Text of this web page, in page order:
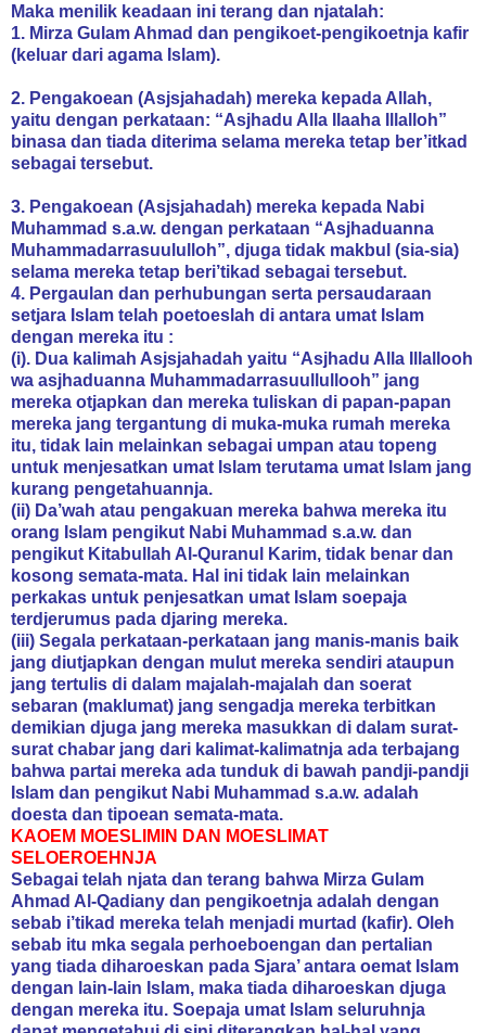
Maka menilik keadaan ini terang dan njatalah:
1. Mirza Gulam Ahmad dan pengikoet-pengikoetnja kafir
(keluar dari agama Islam).
2. Pengakoean (Asjsjahadah) mereka kepada Allah,
yaitu dengan perkataan: “Asjhadu Alla Ilaaha Illalloh”
binasa dan tiada diterima selama mereka tetap ber’itkad
sebagai tersebut.
3. Pengakoean (Asjsjahadah) mereka kepada Nabi
Muhammad s.a.w. dengan perkataan “Asjhaduanna
Muhammadarrasuululloh”, djuga tidak makbul (sia-sia)
selama mereka tetap beri’tikad sebagai tersebut.
4. Pergaulan dan perhubungan serta persaudaraan
setjara Islam telah poetoeslah di antara umat Islam
dengan mereka itu :
(i). Dua kalimah Asjsjahadah yaitu “Asjhadu Alla Illallooh
wa asjhaduanna Muhammadarrasuullullooh” jang
mereka otjapkan dan mereka tuliskan di papan-papan
mereka jang tergantung di muka-muka rumah mereka
itu, tidak lain melainkan sebagai umpan atau topeng
untuk menjesatkan umat Islam terutama umat Islam jang
kurang pengetahuannja.
(ii) Da’wah atau pengakuan mereka bahwa mereka itu
orang Islam pengikut Nabi Muhammad s.a.w. dan
pengikut Kitabullah Al-Quranul Karim, tidak benar dan
kosong semata-mata. Hal ini tidak lain melainkan
perkakas untuk penjesatkan umat Islam soepaja
terdjerumus pada djaring mereka.
(iii) Segala perkataan-perkataan jang manis-manis baik
jang diutjapkan dengan mulut mereka sendiri ataupun
jang tertulis di dalam majalah-majalah dan soerat
sebaran (maklumat) jang sengadja mereka terbitkan
demikian djuga jang mereka masukkan di dalam surat-
surat chabar jang dari kalimat-kalimatnja ada terbajang
bahwa partai mereka ada tunduk di bawah pandji-pandji
Islam dan pengikut Nabi Muhammad s.a.w. adalah
doesta dan tipoean semata-mata.
KAOEM MOESLIMIN DAN MOESLIMAT
SELOEROEHNJA
Sebagai telah njata dan terang bahwa Mirza Gulam
Ahmad Al-Qadiany dan pengikoetnja adalah dengan
sebab i’tikad mereka telah menjadi murtad (kafir). Oleh
sebab itu mka segala perhoeboengan dan pertalian
yang tiada diharoeskan pada Sjara’ antara oemat Islam
dengan lain-lain Islam, maka tiada diharoeskan djuga
dengan mereka itu. Soepaja umat Islam seluruhnja